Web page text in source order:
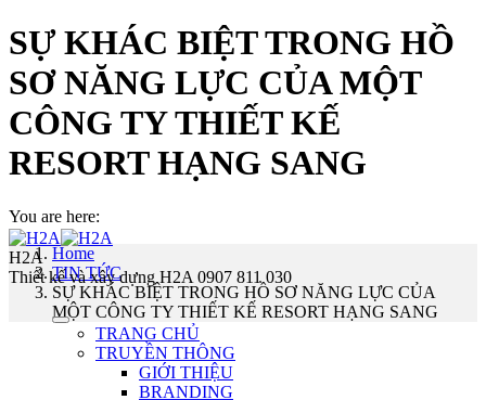
SỰ KHÁC BIỆT TRONG HỒ
SƠ NĂNG LỰC CỦA MỘT
CÔNG TY THIẾT KẾ
RESORT HẠNG SANG
You are here:
Home
TIN TỨC
SỰ KHÁC BIỆT TRONG HỒ SƠ NĂNG LỰC CỦA
MỘT CÔNG TY THIẾT KẾ RESORT HẠNG SANG
H2A
Thiết kế và xây dựng H2A 0907 811 030
TRANG CHỦ
TRUYỀN THÔNG
GIỚI THIỆU
BRANDING